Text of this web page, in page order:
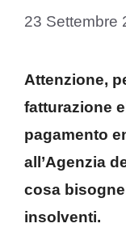
23 Settembre
Attenzione,
fatturazione
pagamento
all’Agenzia
cosa
insolventi.